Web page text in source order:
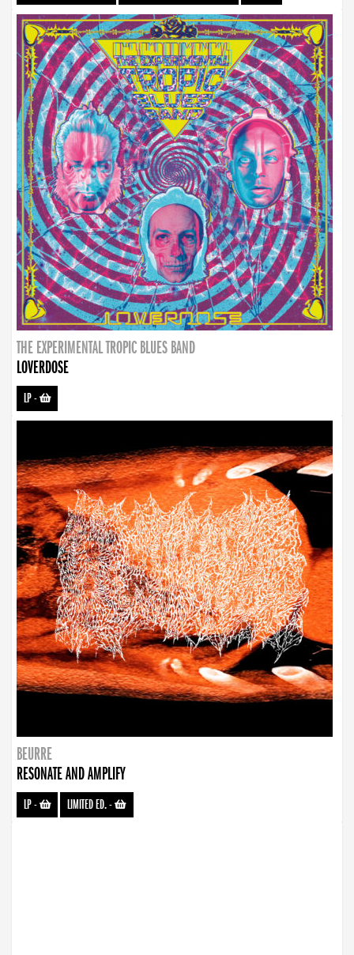
THE EXPERIMENTAL TROPIC BLUES BAND
LOVERDOSE
LP-
BEURRE
RESONATE AND AMPLIFY
LP- LIMITED ED.-